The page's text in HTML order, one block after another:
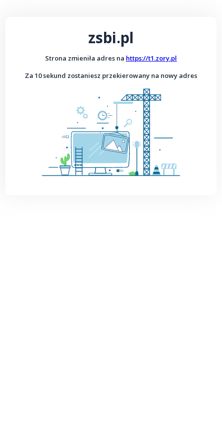
zsbi.pl
Strona zmieniła adres na https://t1.zory.pl
Za 10 sekund zostaniesz przekierowany na nowy adres